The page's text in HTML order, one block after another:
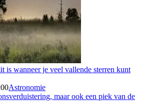
is wanneer je veel vallende sterren kunt
Astronomie
maar ook een piek van de